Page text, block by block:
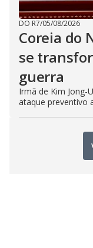
DO R7/05/08/2026
Coreia do
se
guerra
Irmã de Kim Jong-
ataque preventivo